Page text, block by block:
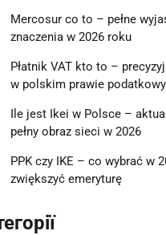
Mercosur co to – pełne
znaczenia w 2026 roku
Płatnik VAT kto to –
w polskim prawie
Ile jest Ikei w Polsce –
pełny obraz sieci w 2026
PPK czy IKE – co wybrać w
zwiększyć emeryturę